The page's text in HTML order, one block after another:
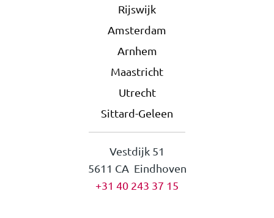
Rijswijk
Amsterdam
Arnhem
Maastricht
Utrecht
Sittard-Geleen
Vestdijk 51
5611 CA Eindhoven
+31 40 243 37 15